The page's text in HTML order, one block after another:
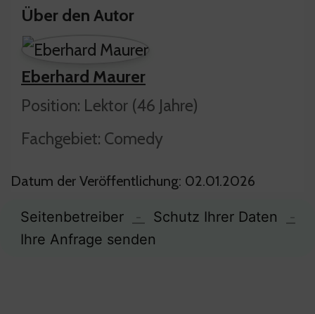
Über den Autor
Eberhard Maurer
Position: Lektor (46 Jahre)
Fachgebiet: Comedy
Datum der Veröffentlichung: 02.01.2026
Seitenbetreiber - Schutz Ihrer Daten
-
Ihre Anfrage senden